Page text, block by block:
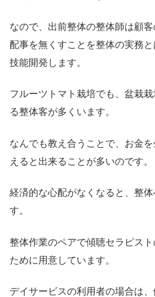
なので、出前整体の整体師は顧
配事を無くすことを整体の実務
技能開発します。
フルーツトマト栽培でも、盆栽
る整体客が多くいます。
なんでも教え合うことで、お金
えると出来ることが多いのです。
経済的な心配がなくなると、整
す。
整体作業のペアで傾聴セラピス
ために用意しています。
デイサービスの利用者の場合は